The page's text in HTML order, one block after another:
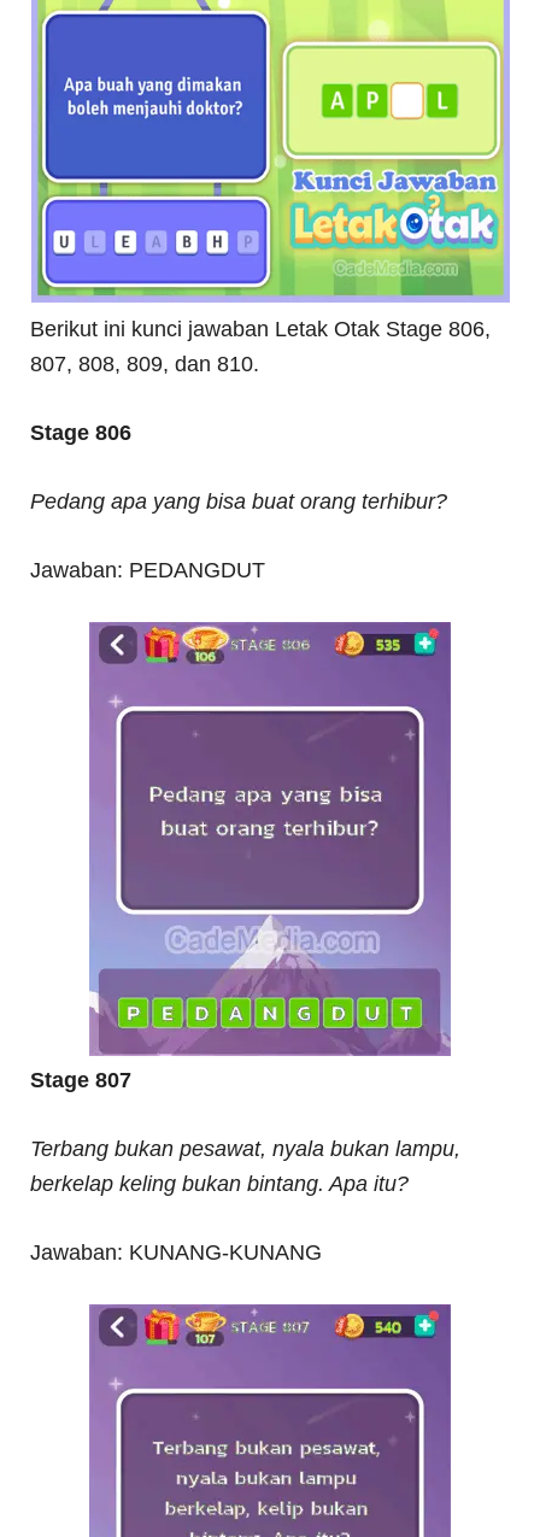
Berikut ini kunci jawaban Letak Otak Stage 806,
807, 808, 809, dan 810.
Stage 806
Pedang apa yang bisa buat orang terhibur?
Jawaban: PEDANGDUT
Stage 807
Terbang bukan pesawat, nyala bukan lampu,
berkelap keling bukan bintang. Apa itu?
Jawaban: KUNANG-KUNANG